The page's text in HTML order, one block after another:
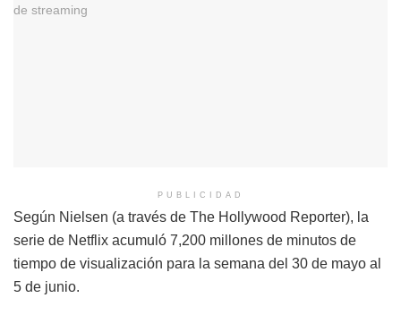
PUBLICIDAD
Según Nielsen (a través de The Hollywood Reporter), la
serie de Netflix acumuló 7,200 millones de minutos de
tiempo de visualización para la semana del 30 de mayo al
5 de junio.